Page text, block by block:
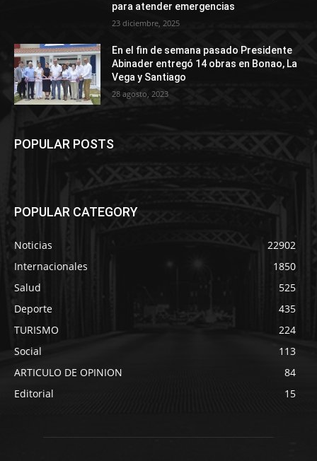
para atender emergencias
23 diciembre, 2025
En el fin de semana pasado Presidente
Abinader entregó 14 obras en Bonao, La
Vega y Santiago
28 agosto, 2023
POPULAR POSTS
POPULAR CATEGORY
Noticias
22902
Internacionales
1850
Salud
525
Deporte
435
TURISMO
224
Social
113
ARTICULO DE OPINION
84
Editorial
15